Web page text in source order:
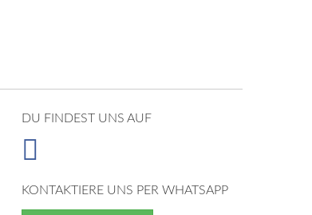
DU FINDEST UNS AUF
KONTAKTIERE UNS PER WHATSAPP